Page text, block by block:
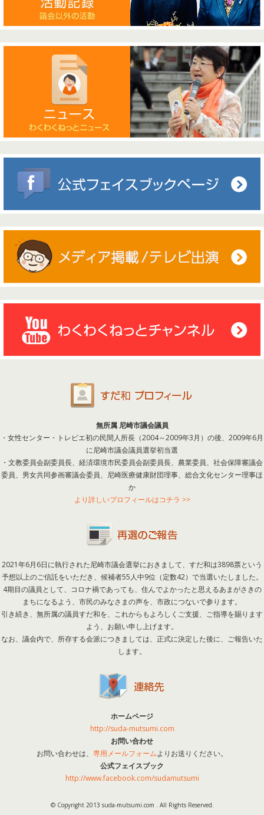
無所属 尼崎市議会議員
・女性センター・トレピエ初の民間人所長（2004～2009年3月）の後、2009年6月
に尼崎市議会議員選挙初当選
・文教委員会副委員長、経済環境市民委員会副委員長、農業委員、社会保障審議会
委員、男女共同参画審議会委員、尼崎医療健康財団理事、総合文化センター理事ほ
か
より詳しいプロフィールはコチラ >>
2021年6月6日に執行された尼崎市議会選挙におきまして、すだ和は3898票という
予想以上のご信託をいただき、候補者55人中9位（定数42）で当選いたしました。
4期目の議員として、コロナ禍であっても、住んでよかったと思えるあまがさきの
まちになるよう、市民のみなさまの声を、市政につないで参ります。
引き続き、無所属の議員すだ和を、これからもよろしくご支援、ご指導を賜ります
よう、お願い申し上げます。
なお、議会内で、所存する会派につきましては、正式に決定した後に、ご報告いた
します。
ホームページ
http://suda-mutsumi.com
お問い合わせ
お問い合わせは、 専用メールフォームよりお送りください。
公式フェイスブック
http://www.facebook.com/sudamutsumi
© Copyright 2013 suda-mutsumi.com . All Rights Reserved.